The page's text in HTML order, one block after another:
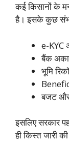
कई किसानों के
है। इसके कुछ
e-KYC
बैंक
भूमि
बजट और
इसलिए सरकार
ही किस्त जारी